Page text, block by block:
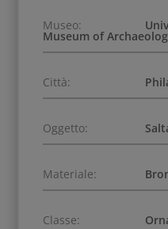
Museo:
Museum of
Città:
Oggetto:
Materiale:
Classe: